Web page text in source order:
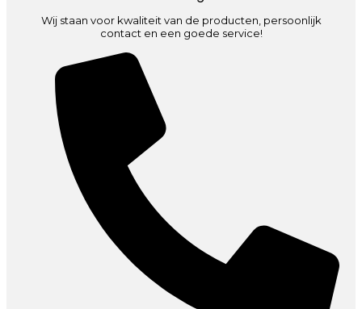
Wij staan voor kwaliteit van de producten, persoonlijk
contact en een goede service!